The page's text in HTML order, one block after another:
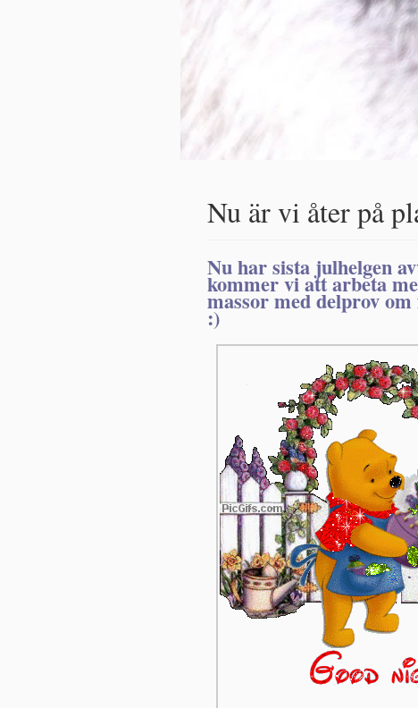
Nu är vi åter på
Nu har sista julhelgen
kommer vi att arbeta
massor med delprov
:)